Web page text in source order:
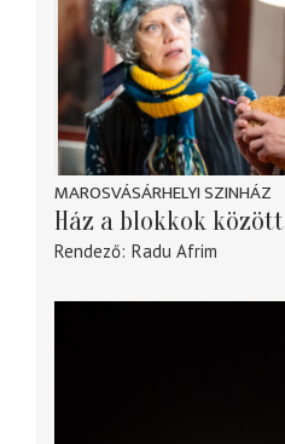
MAROSVÁSÁRHELYI SZINHÁZ
Ház a blokkok között
Rendező Radu Afrim